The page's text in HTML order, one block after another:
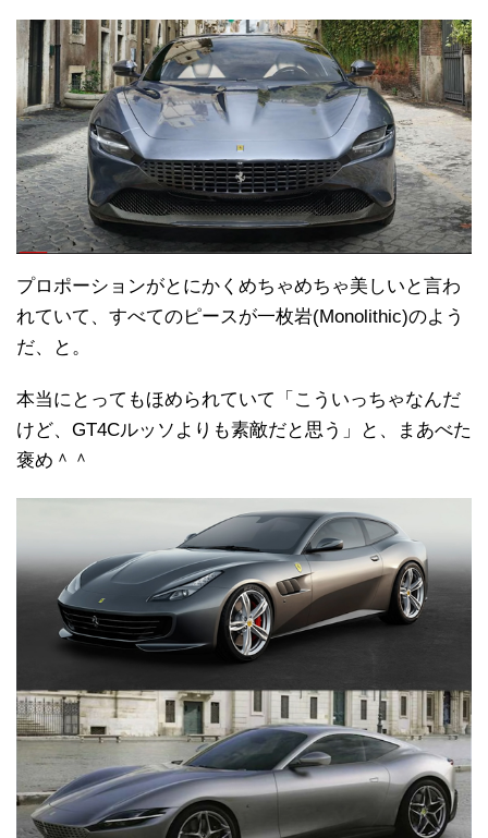
プロポーションがとにかくめちゃめちゃ美しいと言わ
れていて、すべてのピースが一枚岩(Monolithic)のよう
だ、と。
本当にとってもほめられていて「こういっちゃなんだ
けど、GT4Cルッソよりも素敵だと思う」と、まあべた
褒め＾＾